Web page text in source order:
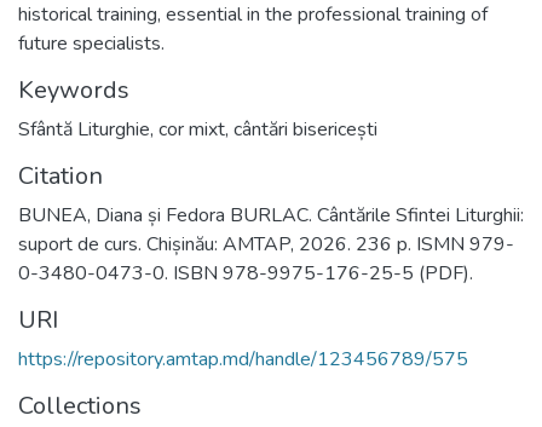
historical training, essential in the professional training of
future specialists.
Keywords
Sfântă Liturghie, cor mixt, cântări bisericești
Citation
BUNEA, Diana și Fedora BURLAC. Cântările Sfintei Liturghii:
suport de curs. Chișinău: AMTAP, 2026. 236 p. ISMN 979-
0-3480-0473-0. ISBN 978-9975-176-25-5 (PDF).
URI
https://repository.amtap.md/handle/123456789/575
Collections